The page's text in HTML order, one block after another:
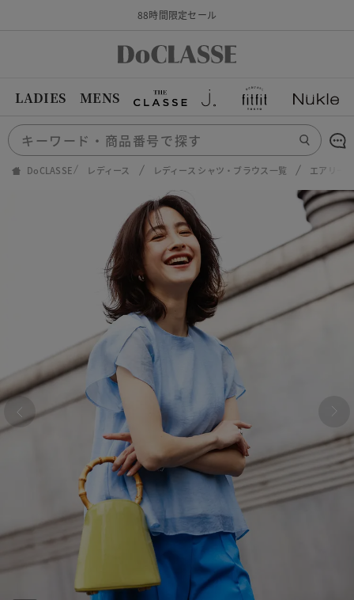
88時間限定セール
LADIES MENS
DoCLASSE レディース レディース シャツ・ブラウス一覧 エアリー